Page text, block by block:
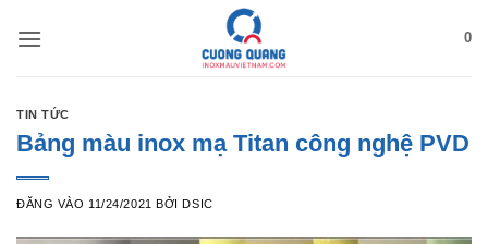
qua
0
TIN TỨC
Bảng màu inox mạ Titan công nghệ PVD
ĐĂNG VÀO 11/24/2021 BỞIDSIC